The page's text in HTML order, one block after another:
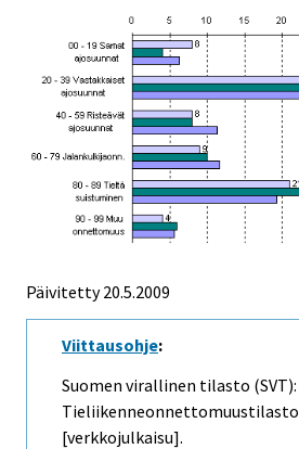
Päivitetty20.5.2009
Viittausohje:
Suomen virallinen tilasto (SVT):
Tieliikenneonnettomuustilasto
[verkkojulkaisu].